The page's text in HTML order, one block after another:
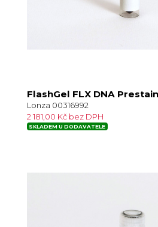
FlashGel FLX DNA
Lonza 00316992
2 181,00 Kč bez DPH
SKLADEM U DODAVATELE